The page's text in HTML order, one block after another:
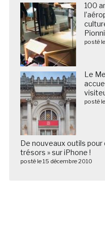
100
posté
Le
posté
De nouveaux outils
trésors » sur iPhone !
posté le 15 décembre 2010